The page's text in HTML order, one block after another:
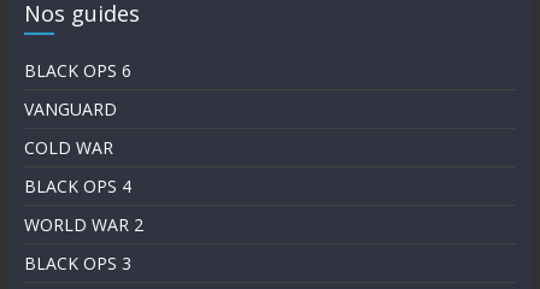
Nos guides
BLACK OPS 6
VANGUARD
COLD WAR
BLACK OPS 4
WORLD WAR 2
BLACK OPS 3